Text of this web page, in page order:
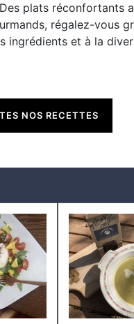
plats réconfortants
régalez-vous
ingrédients et à la
NOS RECETTES